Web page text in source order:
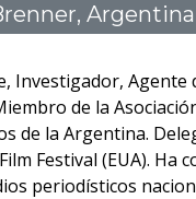
Argentina
Investigador, Agente
de la
de la Argentina.
Festival (EUA). Ha
periodísticos